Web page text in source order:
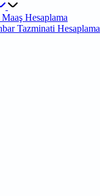
Hesaplama
Tazminati Hesaplama